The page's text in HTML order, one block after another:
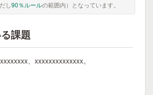
し90％ルールの範囲内）となっています。
課題
、xxxxxxxxxxxxxx。